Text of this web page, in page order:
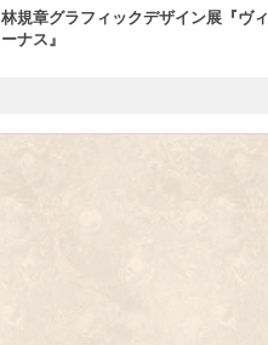
林規章グラフィックデザイン展『ヴィ
ーナス』